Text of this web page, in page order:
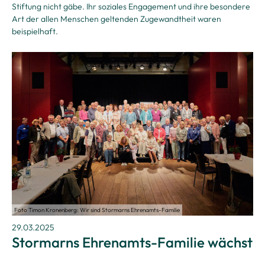
Stiftung nicht gäbe. Ihr soziales Engagement und ihre besondere
Art der allen Menschen geltenden Zugewandtheit waren
beispielhaft.
Foto Timon Kronenberg: Wir sind Stormarns Ehrenamts-Familie
29.03.2025
Stormarns Ehrenamts-Familie wächst